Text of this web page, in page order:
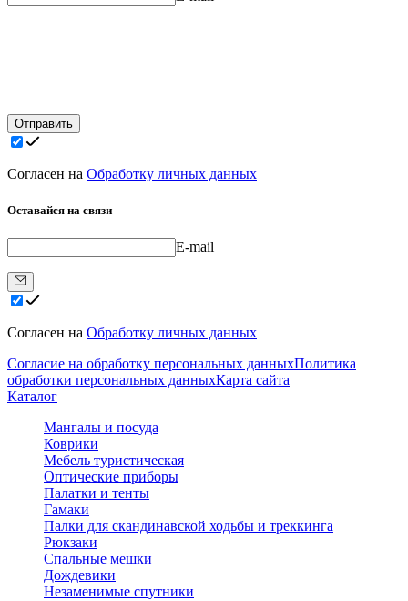
Отправить
Согласен на Обработку личных данных
Оставайся на связи
E-mail
Согласен на Обработку личных данных
Согласие на обработку персональных данныхПолитика
обработки персональных данныхКарта сайта
Каталог
Мангалы и посуда
Коврики
Мебель туристическая
Оптические приборы
Палатки и тенты
Гамаки
Палки для скандинавской ходьбы и треккинга
Рюкзаки
Спальные мешки
Дождевики
Незаменимые спутники